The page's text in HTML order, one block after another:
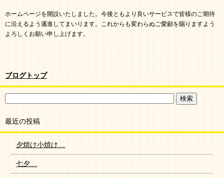
ホームページを開設いたしました。今後ともより良いサービスで皆様のご期待
に沿えるよう邁進してまいります。これからも変わらぬご愛顧を賜りますよう
よろしくお願い申し上げます。
ブログトップ
最近の投稿
夕焼け小焼け…
七夕…